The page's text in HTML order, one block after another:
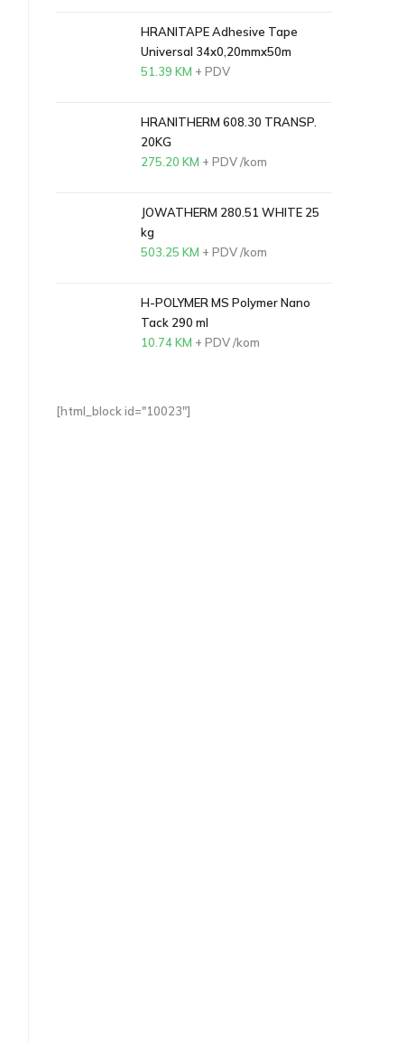
HRANITAPE Adhesive Tape
Universal 34x0,20mmx50m
51.39 KM + PDV
HRANITHERM 608.30 TRANSP.
20KG
275.20 KM + PDV/kom
JOWATHERM 280.51 WHITE 25
kg
503.25 KM + PDV/kom
H-POLYMER MS Polymer Nano
Tack 290 ml
10.74KM + PDV/kom
[html_block id="10023"]